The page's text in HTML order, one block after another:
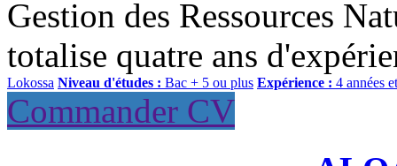
Gestion des Ressources
totalise quatre ans
Lokossa Niveau d'études : Bac + 5 ou plus Expérience : 4 années
Commander CV